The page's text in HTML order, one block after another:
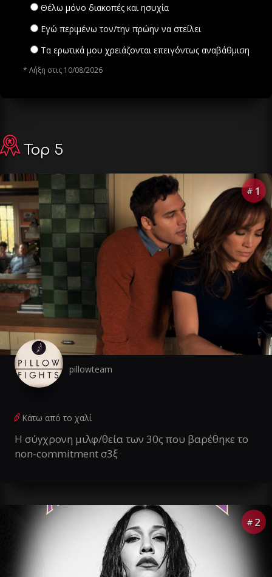
Θέλω μόνο διακοπές και ησυχία
Εγώ περιμένω τον/την πρώην να στείλει
Τα ερωτικά μου χρειάζονται επειγόντως αναβάθμιση
* Λήξη στις 10/08/2026
Top 5
# 1
pillowteam
Κάτω από το χαλί
Η σύγχρονη μιλφ/θεία των 30ς που βαρέθηκε το
non-commitment σ3ξ
# 2